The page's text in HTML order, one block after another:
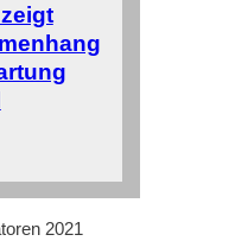
2021